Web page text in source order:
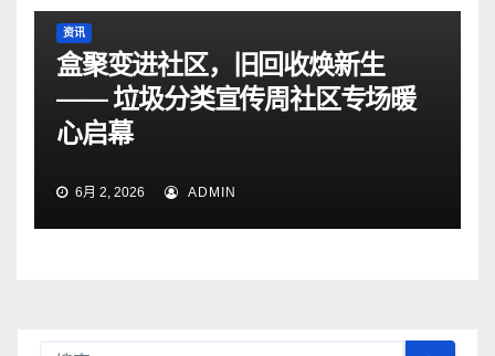
资讯
盒聚变进社区，旧回收焕新生
—— 垃圾分类宣传周社区专场暖
心启幕
6月 2, 2026 ADMIN